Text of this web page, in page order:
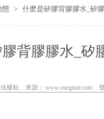
態 > 什麽是矽膠背膠膠水_矽
背膠膠水_矽
膠粘 來源： www.xuegmat.com